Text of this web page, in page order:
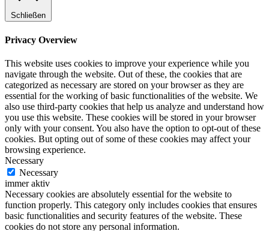
Schließen
Privacy Overview
This website uses cookies to improve your experience while you
navigate through the website. Out of these, the cookies that are
categorized as necessary are stored on your browser as they are
essential for the working of basic functionalities of the website. We
also use third-party cookies that help us analyze and understand how
you use this website. These cookies will be stored in your browser
only with your consent. You also have the option to opt-out of these
cookies. But opting out of some of these cookies may affect your
browsing experience.
Necessary
Necessary
immer aktiv
Necessary cookies are absolutely essential for the website to
function properly. This category only includes cookies that ensures
basic functionalities and security features of the website. These
cookies do not store any personal information.